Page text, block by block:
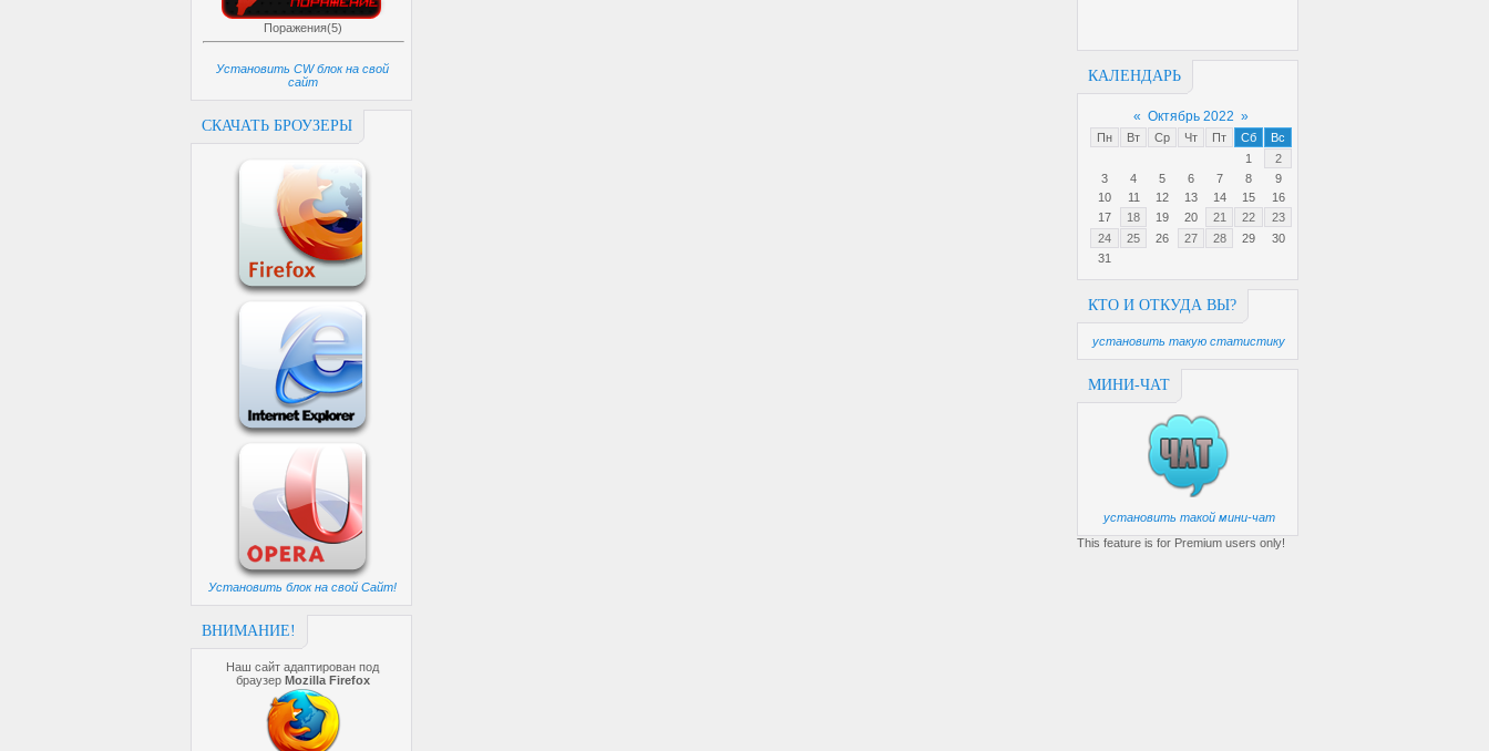
Поражения(5)
Установить CW блок на свой
сайт
СКАЧАТЬ БРОУЗЕРЫ
Установить блок на свой Сайт!
ВНИМАНИЕ!
Наш сайт адаптирован под
браузер Mozilla Firefox
КАЛЕНДАРЬ
« Октябрь 2022 »
Пн Вт Ср Чт Пт Сб
Вс
1
2
3
4 5 6 7 8
9
10
11 12 13 14 15
16
17
18 19 20 21 22
23
24
25 26 27 28 29
30
31
КТО И ОТКУДА ВЫ?
установить такую статистику
МИНИ-ЧАТ
установить такой мини-чат
This feature is for Premium users only!